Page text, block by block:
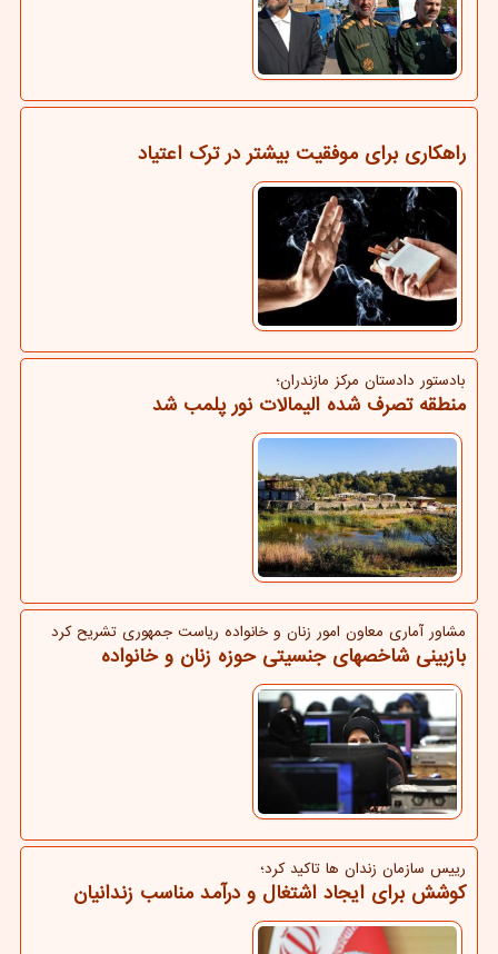
راهکاری برای موفقیت بیشتر در ترک اعتیاد
بادستور دادستان مركز مازندران؛
منطقه تصرف شده الیمالات نور پلمب شد
مشاور آماری معاون امور زنان و خانواده ریاست جمهوری تشریح كرد
بازبینی شاخصهای جنسیتی حوزه زنان و خانواده
رییس سازمان زندان ها تاكید كرد؛
کوشش برای ایجاد اشتغال و درآمد مناسب زندانیان